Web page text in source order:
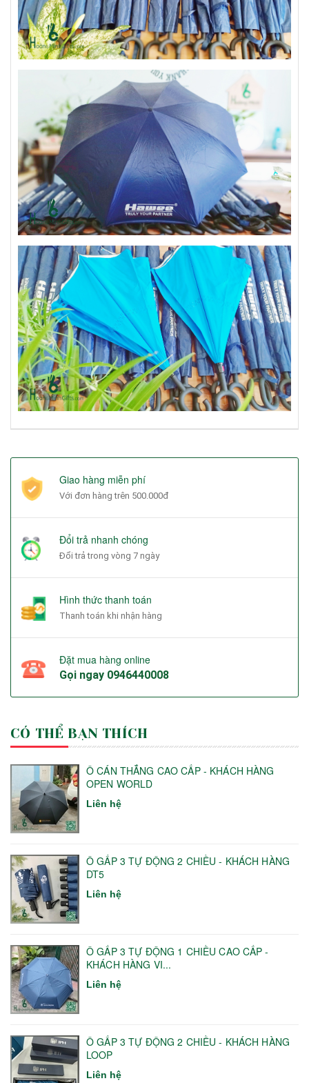
Giao hàng miễn phí
Với đơn hàng trên 500.000đ
Đổi trả nhanh chóng
Đổi trả trong vòng 7 ngày
Hình thức thanh toán
Thanh toán khi nhận hàng
Đặt mua hàng online
Gọi ngay 0946440008
CÓ THỂ BẠN THÍCH
Ô CÁN THẲNG CAO CẤP - KHÁCH HÀNG
OPEN WORLD
Liên hệ
Ô GẤP 3 TỰ ĐỘNG 2 CHIỀU - KHÁCH HÀNG
DT5
Liên hệ
Ô GẤP 3 TỰ ĐỘNG 1 CHIỀU CAO CẤP -
KHÁCH HÀNG VI...
Liên hệ
Ô GẤP 3 TỰ ĐỘNG 2 CHIỀU - KHÁCH HÀNG
LOOP
Liên hệ